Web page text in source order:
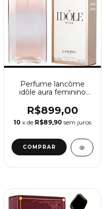
Perfume lancôme
idôle aura feminino
R$899,00
10 x de R$89,90 sem juros